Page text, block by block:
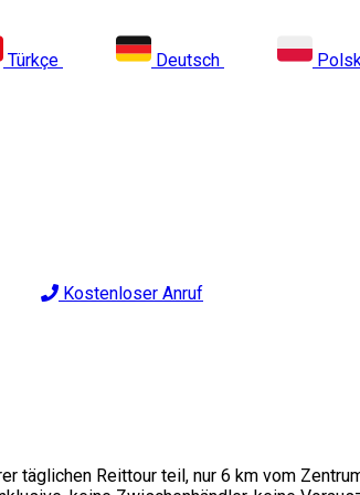
Türkçe Deutsch
Kostenloser Anruf
täglichen Reittour teil, nur 6 km vom